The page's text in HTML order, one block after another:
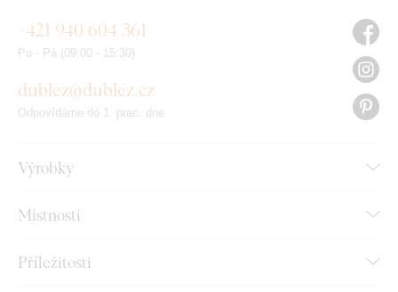
Výrobky
Místnosti
Příležitosti
+421 940 604 361
Po - Pá (09:00 - 15:30)
dublez@dublez.cz
Odpovídáme do 1. prac. dne